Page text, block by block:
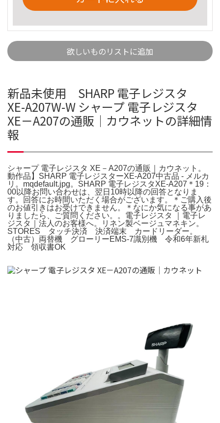
欲しいものリストに追加
新品未使用 SHARP 電子レジスタ
XE-A207W-W シャープ 電子レジスタ
XE－A207の通販｜カウネットの詳細情
報
シャープ 電子レジスタ XE－A207の通販｜カウネット。
動作品】SHARP 電子レジスターXE-A207中古品 - メルカ
リ。mqdefault.jpg。SHARP 電子レジスタXE-A207＊19：
00以降お問い合わせは、翌日10時以降の回答となりま
す。回答にお時間いただく場合がございます。＊ご購入後
のお値引きはお受けできません。＊なにか気になる事があ
りましたら、ご質問ください。。電子レジスタ
｜電子レ
ジスタ｜法人のお客様へ。リネン製ベージュマネキン。
STORES タッチ決済 決済端末 カードリーダー。
（中古）両替機 グローリーEMS-7識別機 令和6年新札
対応 領収書OK